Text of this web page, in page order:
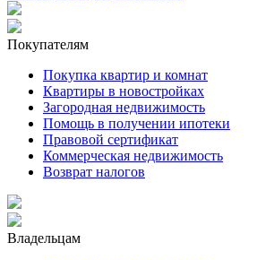
Покупателям
Покупка квартир и комнат
Квартиры в новостройках
Загородная недвижимость
Помощь в получении ипотеки
Правовой сертификат
Коммерческая недвижимость
Возврат налогов
Владельцам